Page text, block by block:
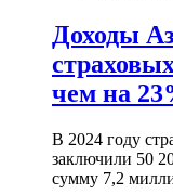
Доходы
чем на
В 2024 году
заключили 50
сумму 7,2